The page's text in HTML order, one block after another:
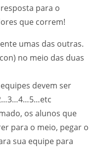
para o
que correm!
umas das outras.
no meio das duas
devem ser
os alunos que
para o meio, pegar o
sua equipe para